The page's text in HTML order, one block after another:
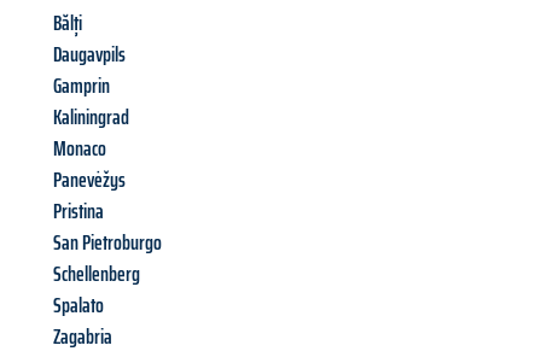
Bălți
Daugavpils
Gamprin
Kaliningrad
Monaco
Panevėžys
Pristina
San Pietroburgo
Schellenberg
Spalato
Zagabria